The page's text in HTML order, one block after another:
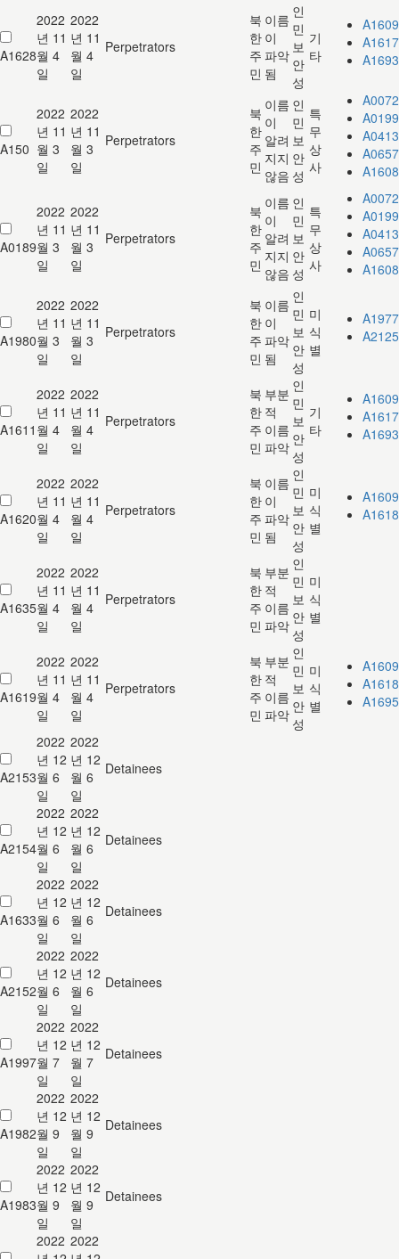
A1628
2022
년 11
월 4
일
2022
년 11
월 4
일
Perpetrators
북
한
주
민
이름
이
파악
됨
인
민
보
안
성
기
타
A1609
A1617
A1693
A150
2022
년 11
월 3
일
2022
년 11
월 3
일
Perpetrators
북
한
주
민
이름
이
알려
지지
않음
인
민
보
안
성
특
무
상
사
A0072
A0199
A0413
A0657
A1608
A0189
2022
년 11
월 3
일
2022
년 11
월 3
일
Perpetrators
북
한
주
민
이름
이
알려
지지
않음
인
민
보
안
성
특
무
상
사
A0072
A0199
A0413
A0657
A1608
A1980
2022
년 11
월 3
일
2022
년 11
월 3
일
Perpetrators
북
한
주
민
이름
이
파악
됨
인
민
보
안
성
미
식
별
A1977
A2125
A1611
2022
년 11
월 4
일
2022
년 11
월 4
일
Perpetrators
북
한
주
민
부분
적
이름
파악
인
민
보
안
성
기
타
A1609
A1617
A1693
A1620
2022
년 11
월 4
일
2022
년 11
월 4
일
Perpetrators
북
한
주
민
이름
이
파악
됨
인
민
보
안
성
미
식
별
A1609
A1618
A1635
2022
년 11
월 4
일
2022
년 11
월 4
일
Perpetrators
북
한
주
민
부분
적
이름
파악
인
민
보
안
성
미
식
별
A1619
2022
년 11
월 4
일
2022
년 11
월 4
일
Perpetrators
북
한
주
민
부분
적
이름
파악
인
민
보
안
성
미
식
별
A1609
A1618
A1695
A2153
2022
년 12
월 6
일
2022
년 12
월 6
일
Detainees
A2154
2022
년 12
월 6
일
2022
년 12
월 6
일
Detainees
A1633
2022
년 12
월 6
일
2022
년 12
월 6
일
Detainees
A2152
2022
년 12
월 6
일
2022
년 12
월 6
일
Detainees
A1997
2022
년 12
월 7
일
2022
년 12
월 7
일
Detainees
A1982
2022
년 12
월 9
일
2022
년 12
월 9
일
Detainees
A1983
2022
년 12
월 9
일
2022
년 12
월 9
일
Detainees
2022 2022